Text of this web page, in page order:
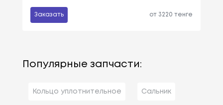
Заказать от 3220 тенге
Популярные запчасти:
Кольцо уплотнительное Сальник